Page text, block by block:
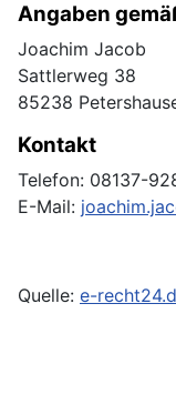
Angaben
Joachim Jacob
Sattlerweg 38
85238
Kontakt
Telefon: 08137-
E-Mail:
Quelle: e-